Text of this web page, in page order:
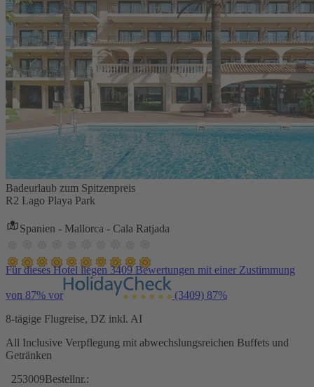
Badeurlaub zum Spitzenpreis
R2 Lago Playa Park
Spanien - Mallorca - Cala Ratjada
Für dieses Hotel liegen 3409 Bewertungen mit einer Zustimmung
von 87% vor (3409) 87%
8-tägige Flugreise, DZ inkl. AI
All Inclusive Verpflegung mit abwechslungsreichen Buffets und
Getränken
253009Bestellnr.: